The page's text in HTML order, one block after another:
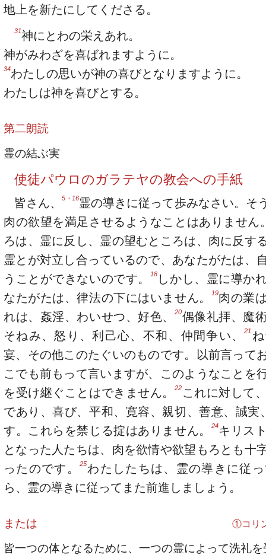
地上を新たにしてくださる。
31神にとわの栄えあれ。
神がみわざを喜ばれますように。
34わたしの思いが神の喜びとなりますように。
わたしは神を喜びとする。
第二朗読
霊の結ぶ実
使徒パウロのガラテヤの教会への手紙
皆さん、5・16霊の導きに従って歩みなさい。そ
肉の欲望を満足させるようなことはありません
ろは、霊に反し、霊の望むところは、肉に反す
霊とが対立し合っているので、あなたがたは、
うことができないのです。
18しかし、霊に導か
なたがたは、律法の下にはいません。
19肉の業
れは、姦淫、わいせつ、好色、
20偶像礼拝、魔
そねみ、怒り、利己心、不和、仲間争い、21
宴、その他このたぐいのものです。以前言って
こでも前もって言いますが、このようなことを
を受け継ぐことはできません。
22 これに対して
であり、喜び、平和、寛容、親切、善意、誠実
す。これらを禁じる掟はありません。
24キリス
となった人たちは、肉を欲情や欲望もろとも十
ったのです。
25わたしたちは、霊の導きに従
ら、霊の導きに従ってまた前進しましょう。
または ①コリ
皆一つの体となるために、一つの霊によって洗礼